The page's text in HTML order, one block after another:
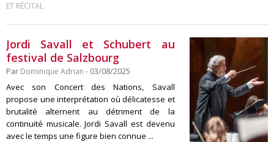
ET RÉCITAL
Jordi Savall et Schubert au
festival de Salzbourg
Par Dominique Adrian - 03/08/2025
Avec son Concert des Nations, Savall
propose une interprétation où délicatesse et
brutalité alternent au détriment de la
continuité musicale. Jordi Savall est devenu
avec le temps une figure bien connue ...